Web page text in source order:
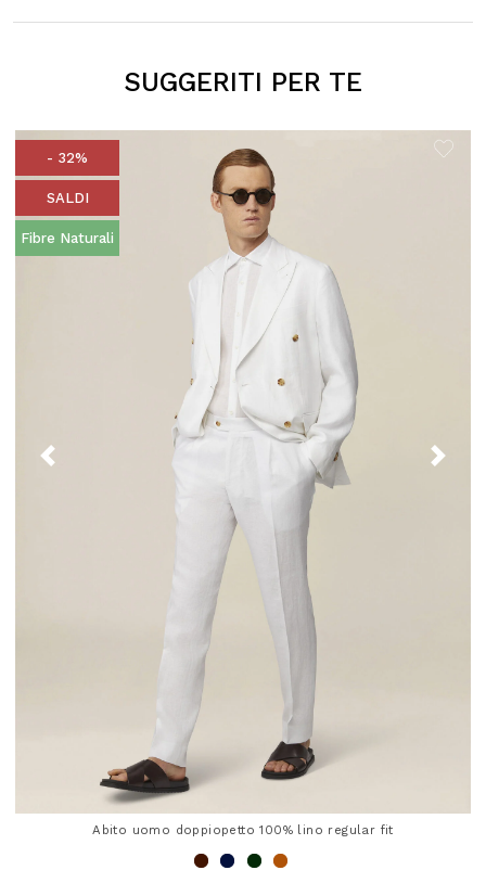
SUGGERITI PER TE
- 32%
SALDI
Fibre Naturali
Abito uomo doppiopetto 100% lino regular fit